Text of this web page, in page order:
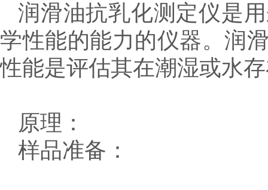
润滑油抗乳化测定仪是
学性能的能力的仪器。润
性能是评估其在潮湿或水
原理：
样品准备：